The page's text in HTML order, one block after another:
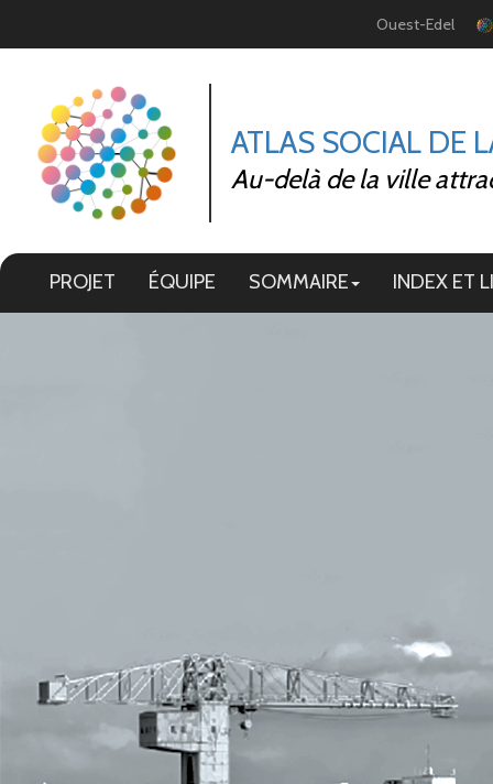
Ouest-Edel
ATLAS SOCIAL DE
Au-delà de la ville
PROJET ÉQUIPE SOMMAIRE INDEX ET